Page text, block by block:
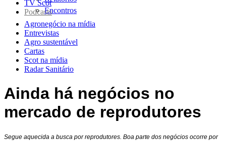
Encontros
TV Scot
Podcasts
Agronegócio na mídia
Entrevistas
Agro sustentável
Cartas
Scot na mídia
Radar Sanitário
Ainda há negócios no
mercado de reprodutores
Segue aquecida a busca por reprodutores. Boa parte dos negócios ocorre por